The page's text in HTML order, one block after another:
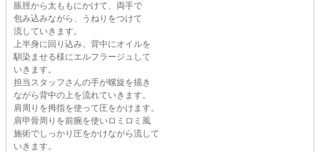
脹脛から太ももにかけて、両手で
包み込みながら、うねりをつけて
流していきます。
上半身に回り込み、背中にオイルを
馴染ませる様にエルフラージュして
いきます。
担当スタッフさんの手が螺旋を描き
ながら背中の上を流れていきます。
肩周りを拇指を使って圧をかけます。
肩甲骨周りを前腕を使いロミロミ風
施術でしっかり圧をかけながら流して
いきます。